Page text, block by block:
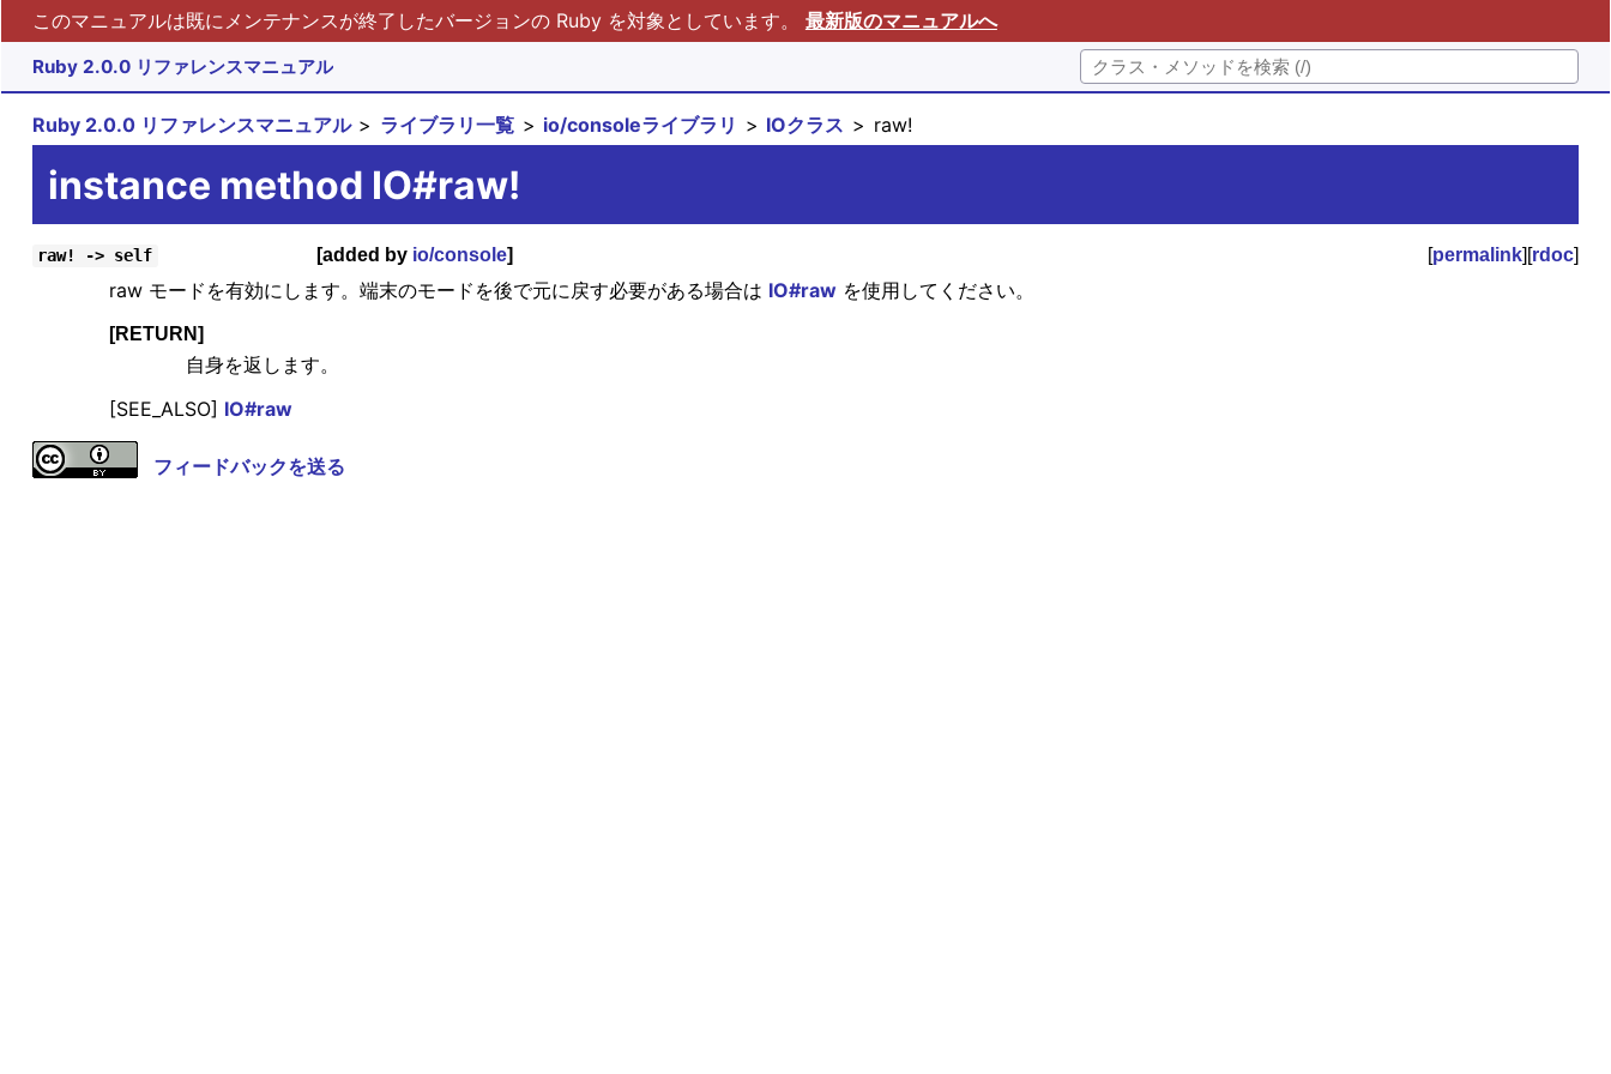
このマニュアルは既にメンテナンスが終了したバージョンの Ruby を対象としています。 最新版のマニュアルへ
Ruby 2.0.0 リファレンスマニュアル
Ruby 2.0.0 リファレンスマニュアル ライブラリ一覧 io/consoleライブラリ IOクラス raw!
instance method IO#raw!
raw! -> self [permalink][rdoc]
[added by io/console]
raw モードを有効にします。端末のモードを後で元に戻す必要がある場合は IO#rawを使用してください。
[RETURN]
自身を返します。
[SEE_ALSO] IO#raw
フィードバックを送る